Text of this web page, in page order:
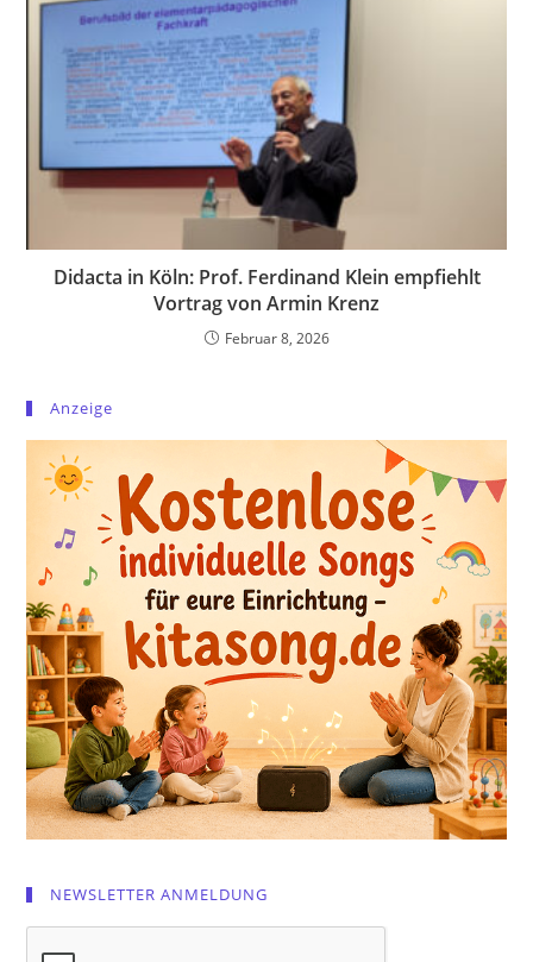
Didacta in Köln: Prof. Ferdinand Klein empfiehlt
Vortrag von Armin Krenz
Februar 8, 2026
Anzeige
NEWSLETTER ANMELDUNG